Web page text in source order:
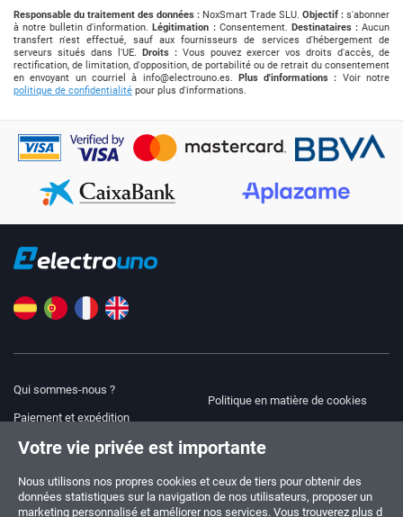
Responsable du traitement des données : NoxSmart Trade SLU. Objectif : s'abonner
à notre bulletin d'information.Légitimation :Consentement. Destinataires :Aucun
transfert n'est effectué, sauf aux fournisseurs de services d'hébergement de
serveurs situés dans l'UE. Droits : Vous pouvez exercer vos droits d'accès, de
rectification, de limitation, d'opposition, de portabilité ou de retrait du consentement
en envoyant un courriel à info@electrouno.es. Plus d'informations : Voir notre
politique de confidentialité pour plus d'informations.
Qui sommes-nous ?
Paiement et expédition
Avis juridique
Politique de confidentialité
Politique en matière de cookies
Votre vie privée est importante
Nous utilisons nos propres cookies et ceux de tiers pour obtenir des
données statistiques sur la navigation de nos utilisateurs, proposer un
marketing personnalisé et améliorer nos services. Vous trouverez plus d